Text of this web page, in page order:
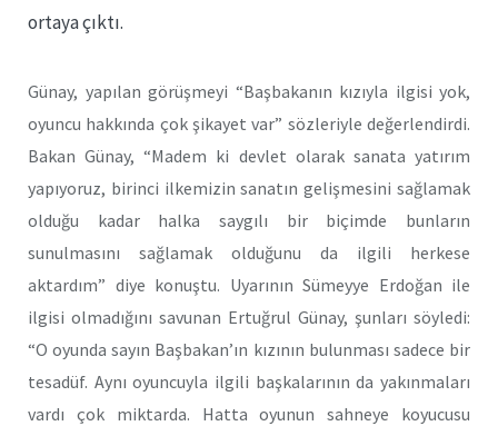
ortaya çıktı.
Günay, yapılan görüşmeyi “Başbakanın kızıyla ilgisi yok,
oyuncu hakkında çok şikayet var” sözleriyle değerlendirdi.
Bakan Günay, “Madem ki devlet olarak sanata yatırım
yapıyoruz, birinci ilkemizin sanatın gelişmesini sağlamak
olduğu kadar halka saygılı bir biçimde bunların
sunulmasını sağlamak olduğunu da ilgili herkese
aktardım” diye konuştu. Uyarının Sümeyye Erdoğan ile
ilgisi olmadığını savunan Ertuğrul Günay, şunları söyledi:
“O oyunda sayın Başbakan’ın kızının bulunması sadece bir
tesadüf. Aynı oyuncuyla ilgili başkalarının da yakınmaları
vardı çok miktarda. Hatta oyunun sahneye koyucusu